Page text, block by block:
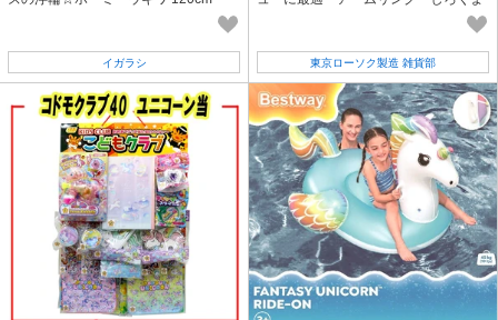
イガラシ 東京ローソク製造 雑貨部